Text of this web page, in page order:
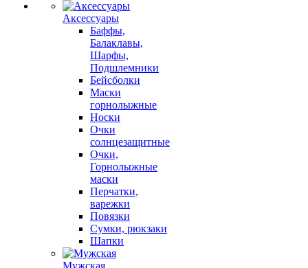
Аксессуары
Баффы,
Балаклавы,
Шарфы,
Подшлемники
Бейсболки
Маски
горнолыжные
Носки
Очки
солнцезащитные
Очки,
Горнолыжные
маски
Перчатки,
варежки
Повязки
Сумки, рюкзаки
Шапки
Мужская